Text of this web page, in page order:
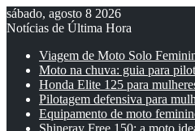
sábado, agosto 8 2026
Notícias de Última Hora
Viagem de Moto Solo
Moto na chuva: guia para
Honda Elite 125 para
Pilotagem defensiva para
Equipamento de moto
Shineray Free 150: a moto